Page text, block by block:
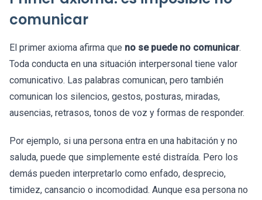
comunicar
El primer axioma afirma que no se puede no comunicar.
Toda conducta en una situación interpersonal tiene valor
comunicativo. Las palabras comunican, pero también
comunican los silencios, gestos, posturas, miradas,
ausencias, retrasos, tonos de voz y formas de responder.
Por ejemplo, si una persona entra en una habitación y no
saluda, puede que simplemente esté distraída. Pero los
demás pueden interpretarlo como enfado, desprecio,
timidez, cansancio o incomodidad. Aunque esa persona no